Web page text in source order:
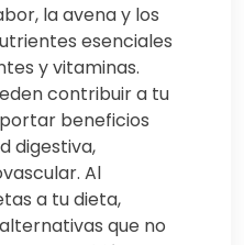
la avena y los
esenciales
y vitaminas.
contribuir a tu
beneficios
digestiva,
Al
a tu dieta,
que no